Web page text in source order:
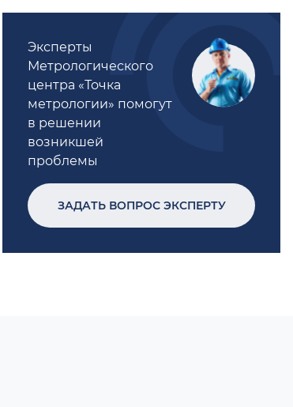
Эксперты
Метрологического
центра «Точка
метрологии» помогут
в решении
возникшей
проблемы
ЗАДАТЬ ВОПРОС ЭКСПЕРТУ